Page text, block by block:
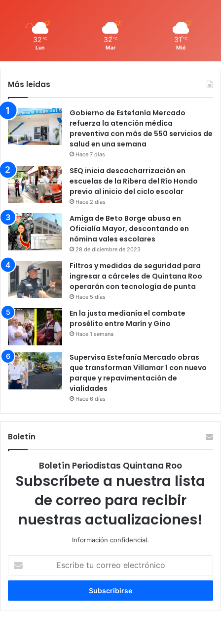
32 ℃
Lun
32 ℃
Mar
31 ℃
Mié
Más leidas
Gobierno de Estefanía Mercado
refuerza la atención médica
preventiva con más de 550 servicios de
salud en una semana
Hace 7 días
SEQ inicia descacharrización en
escuelas de la Ribera del Río Hondo
previo al inicio del ciclo escolar
Hace 2 días
Amiga de Beto Borge abusa en
Oficialía Mayor, descontando en
nómina vales escolares
28 de diciembre de 2023
Filtros y medidas de seguridad para
ingresar a cárceles de Quintana Roo
operarán con tecnología de punta
Hace 5 días
En la justa medianía el combate
prosélito entre Marín y Gino
Hace 1 semana
Supervisa Estefanía Mercado obras
que transforman Villamar 1 con nuevo
parque y repavimentación de
vialidades
Hace 6 días
Boletín
Boletín Periodistas Quintana Roo
Subscríbete a nuestra lista
de correo para recibir
nuestras actualizaciones!
Información confidencial.
correo